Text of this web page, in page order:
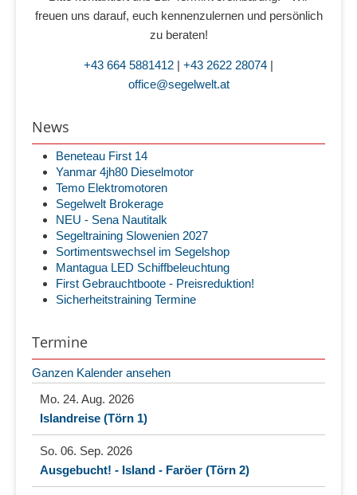
freuen uns darauf, euch kennenzulernen und persönlich
zu beraten!
+43 664 5881412 | +43 2622 28074 |
office@segelwelt.at
News
Beneteau First 14
Yanmar 4jh80 Dieselmotor
Temo Elektromotoren
Segelwelt Brokerage
NEU - Sena Nautitalk
Segeltraining Slowenien 2027
Sortimentswechsel im Segelshop
Mantagua LED Schiffbeleuchtung
First Gebrauchtboote - Preisreduktion!
Sicherheitstraining Termine
Termine
Ganzen Kalender ansehen
Mo. 24. Aug. 2026
Islandreise (Törn 1)
So. 06. Sep. 2026
Ausgebucht! - Island - Faröer (Törn 2)